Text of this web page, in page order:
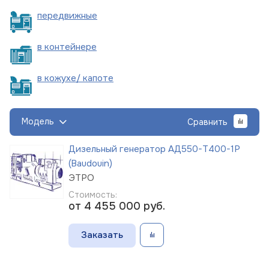
передвижные
в контейнере
в кожухе/ капоте
Модель Сравнить
Дизельный генератор АД550-Т400-1Р
(Baudouin)
ЭТРО
Стоимость:
от 4 455 000 руб.
Заказать